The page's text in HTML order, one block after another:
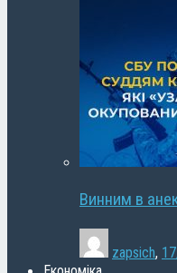
Винним в
zapsich,